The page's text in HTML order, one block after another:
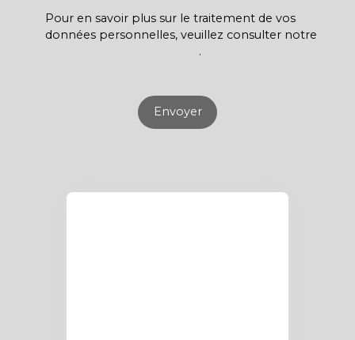
Pour en savoir plus sur le traitement de vos
données personnelles, veuillez consulter notre
.
Envoyer